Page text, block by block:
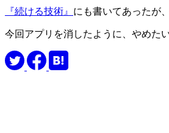
『続ける技術』 にも書いてあったが
今回アプリを消したように、やめた